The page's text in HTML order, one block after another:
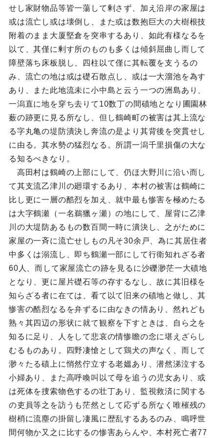
せし家財物品等皆一蕩して剰さず、加え沿岸の家屋は
或は流亡し或は壊倒し、また或は数抱巨大の大樹根技
附着のまま大厦堅倉を突串するあり、如此有様なるを
以て、其僅に剰す所のものも多くは傾斜屈曲し而して
障壁落ち床板脱し、四柱以て僅に其転覆を支うるの
み、流亡の地は或は礎石散点し、或は一大溜池を為す
あり、また此地流未に小中島と云う一つの洲島あり、
一潟直に地を穿ち去りて10数丁の間磧地となり圃園林
薮の跡更に見る所なし、但し鶴崎町の被害は其上流な
る字丸亀の堤防潰決し奔流の是より其背後を突貫せし
に由る。其水勢の猛烈なる。所謂一潟千里損傷の大な
る知るべきなり。
高田村は鶴崎の上部にして、仍ほ大野川に沿い而し
て其支流乙津川の廻環するあり、本村の被害は鶴崎に
比し更に一層の酷烈を加え、就中最も惨害を極めたる
は大字鶴瀬（一名鵜獵ヶ瀬）の地にして、屋背に乙津
川の大堤防あるもの数百間一時に潰決し、之がために
家屋の一斉に流亡せしもの凡そ30余戸、為に其居住者
中多くは溺流し、即ち鶴瀬一部にして行衛知れざる者
60人、而して家屋流亡の跡を見るに沙礫渺茫一大磧地
となり、更に屋片礎石等の存するなし、故に其旧様を
知らざる者に在ては、看て以て旧来の磧地と做し、其
惨害の酷烈なるを弁ずるに由なきの情あり、然れども
熟々其四辺の形状に就て観察を下すときは、自ら之を
知るに足り、人をして悲哀の情惨瞻の念に堪えざらし
むるものあり。四野凄愴として鶏犬の声なく、而して
渺々たる磧上に悄然佇立する老媼あり、潜然涕泣する
小婦あり、また高呼喚叫以て母を追うの児女あり、或
は死体を捜索物色するの壮丁あり、監視救済に関する
の吏員等之を訪うも茫然として応ずる所なく唯槯残の
樹梢に流塵の掛留し凄風に歴乱するあるのみ、鳴呼世
間何物か又之に比するの惨害あらんや、本村死亡者77